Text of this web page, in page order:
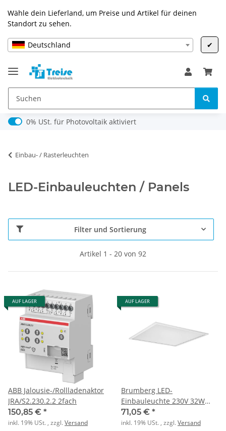
Wähle dein Lieferland, um Preise und Artikel für deinen
Standort zu sehen.
Deutschland ✔
0% USt. für Photovoltaik (§ 12 Abs. 3 UStG)
0% USt. für Photovoltaik aktiviert
Einbau- / Rasterleuchten
LED-Einbauleuchten / Panels
Filter und Sortierung
Artikel 1 - 20 von 92
AUF LAGER
ABB Jalousie-/Rollladenaktor
JRA/S2.230.2.2 2fach
150,85 € *
inkl. 19% USt. , zzgl.Versand
AUF LAGER
Brumberg LED-
Einbauleuchte 230V 32W
4000K weiss
71,05 € *
inkl. 19% USt. , zzgl.Versand